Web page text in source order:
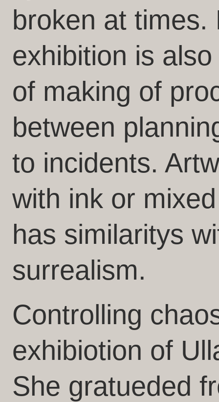
broken at times.
exhibition is
of making of
between
to incidents.
with ink or
has similaritys
surrealism.
Controlling
exhibiotion of
She gratueded